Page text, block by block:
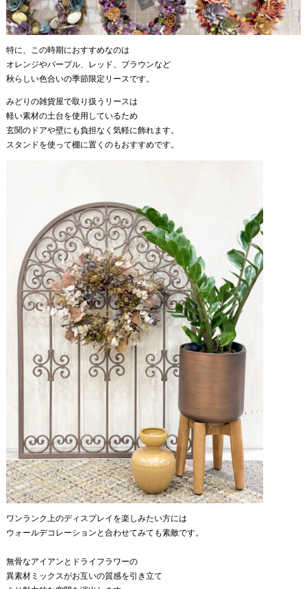
特に、この時期におすすめなのは
オレンジやパープル、レッド、ブラウンなど
秋らしい色合いの季節限定リースです。
みどりの雑貨屋で取り扱うリースは
軽い素材の土台を使用しているため
玄関のドアや壁にも負担なく気軽に飾れます。
スタンドを使って棚に置くのもおすすめです。
ワンランク上のディスプレイを楽しみたい方には
ウォールデコレーションと合わせてみても素敵です。
無骨なアイアンとドライフラワーの
異素材ミックスがお互いの質感を引き立て